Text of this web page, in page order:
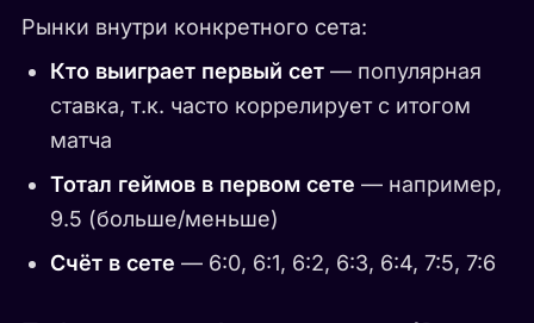
Рынки внутри конкретного сета:
Кто выиграет первый сет— популярная
ставка, т.к. часто коррелирует с итогом
матча
Тотал геймов в первом сете — например,
9.5 (больше/меньше)
Счёт в сете — 6:0, 6:1, 6:2, 6:3, 6:4, 7:5, 7:6